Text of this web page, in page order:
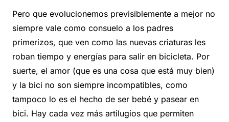
Pero que evolucionemos previsiblemente a mejor no
siempre vale como consuelo a los padres
primerizos, que ven como las nuevas criaturas les
roban tiempo y energías para salir en bicicleta. Por
suerte, el amor (que es una cosa que está muy bien)
y la bici no son siempre incompatibles, como
tampoco lo es el hecho de ser bebé y pasear en
bici. Hay cada vez más artilugios que permiten